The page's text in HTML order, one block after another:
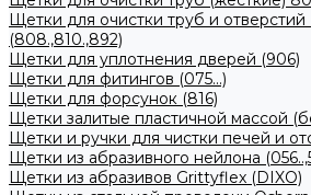
Щетки для очистки труб и отверстий
(808.,810.,892)
Щетки для уплотнения дверей (906)
Щетки для фитингов (075...)
Щетки для форсунок (816)
Щетки залитые пластичной массой
Щетки и ручки для чистки печей и
Щетки из абразивного нейлона
Щетки из абразивов Grittyflex (DIXO)